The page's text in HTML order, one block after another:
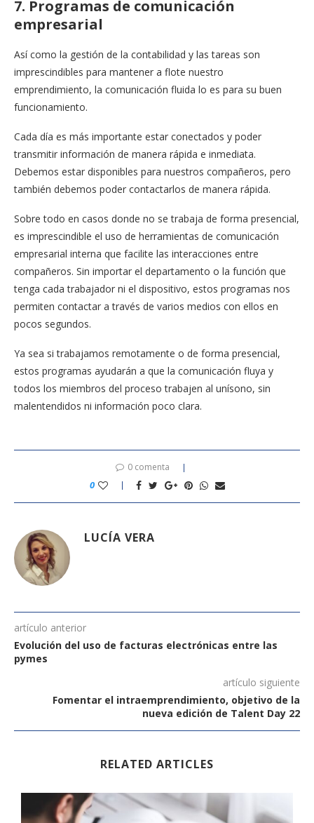
7. Programas de comunicación
empresarial
Así como la gestión de la contabilidad y las tareas son
imprescindibles para mantener a flote nuestro
emprendimiento, la comunicación fluida lo es para su buen
funcionamiento.
Cada día es más importante estar conectados y poder
transmitir información de manera rápida e inmediata.
Debemos estar disponibles para nuestros compañeros, pero
también debemos poder contactarlos de manera rápida.
Sobre todo en casos donde no se trabaja de forma presencial,
es imprescindible el uso de herramientas de comunicación
empresarial interna que facilite las interacciones entre
compañeros. Sin importar el departamento o la función que
tenga cada trabajador ni el dispositivo, estos programas nos
permiten contactar a través de varios medios con ellos en
pocos segundos.
Ya sea si trabajamos remotamente o de forma presencial,
estos programas ayudarán a que la comunicación fluya y
todos los miembros del proceso trabajen al unísono, sin
malentendidos ni información poco clara.
0 comenta
0
LUCÍA VERA
artículo anterior
Evolución del uso de facturas electrónicas entre las
pymes
artículo siguiente
Fomentar el intraemprendimiento, objetivo de la
nueva edición de Talent Day 22
RELATED ARTICLES